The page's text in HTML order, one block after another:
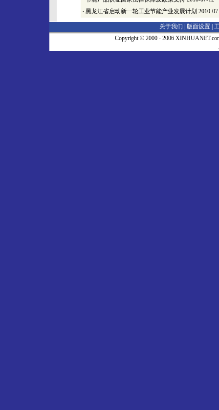
· 黑龙江省启动新一轮工业节能产业发展计划 2010-
关于我们 | 版面设置
Copyright © 2000 - 2006